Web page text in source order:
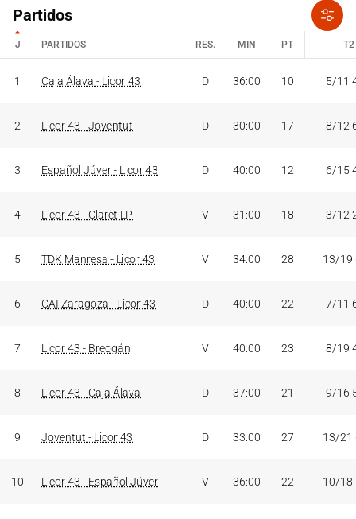
Partidos
J PARTIDOS RES. MIN PT T2
PARTIDOS
1 Caja Álava - Licor 43 D 36:00 10 5/11
2 Licor 43 - Joventut D 30:00 17 8/12
3 Español Júver - Licor 43 D 40:00 12 6/15
4 Licor 43 - Claret LP V 31:00 18 3/12
5 TDK Manresa - Licor 43 V 34:00 28 13/19
6 CAI Zaragoza - Licor 43 D 40:00 22 7/11
7 Licor 43 - Breogán V 40:00 23 8/19
8 Licor 43 - Caja Álava D 37:00 21 9/16
9 Joventut - Licor 43 D 33:00 27 13/21
10 Licor 43 - Español Júver V 36:00 22 10/18